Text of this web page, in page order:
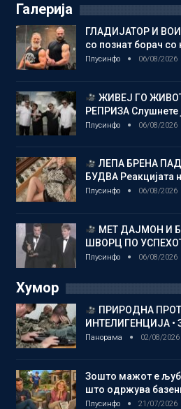
Галерија
ГЛАДИЈАТОР И
со познат борач со
Плусинфо 06/08/2026
ЖИВЕЈ ГО
РЕПРИЗА Слушнете
Плусинфо 06/08/2026
ЛЕПА БРЕНА
БУДВА Реакцијата
Плусинфо 06/08/2026
МЕТ ДАЈМОН И
ШВОРЦ ПО
Плусинфо 06/08/2026
Хумор
ПРИРОДНА
ИНТЕЛИГЕНЦИЈА •
Панорама 02/08/2026
Зошто мажот е
што одржува
Плусинфо 21/07/2026